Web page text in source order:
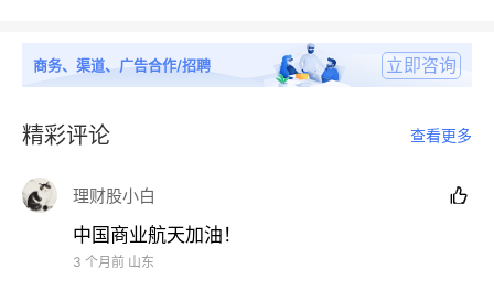
商务、渠道、广告合作/招聘 立即咨询
精彩评论 查看更多
理财股小白 
中国商业航天加油！
3 个月前 山东